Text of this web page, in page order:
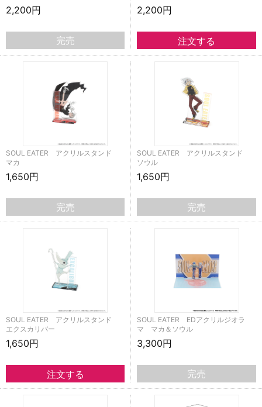
2,200円
完売
2,200円
SOUL EATER アクリルスタンド
マカ
1,650円
完売
SOUL EATER アクリルスタンド
ソウル
1,650円
完売
SOUL EATER アクリルスタンド
エクスカリバー
1,650円
SOUL EATER EDアクリルジオラ
マ マカ＆ソウル
3,300円
完売